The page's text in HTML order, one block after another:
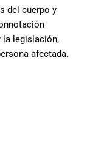
del cuerpo y
la legislación,
afectada.